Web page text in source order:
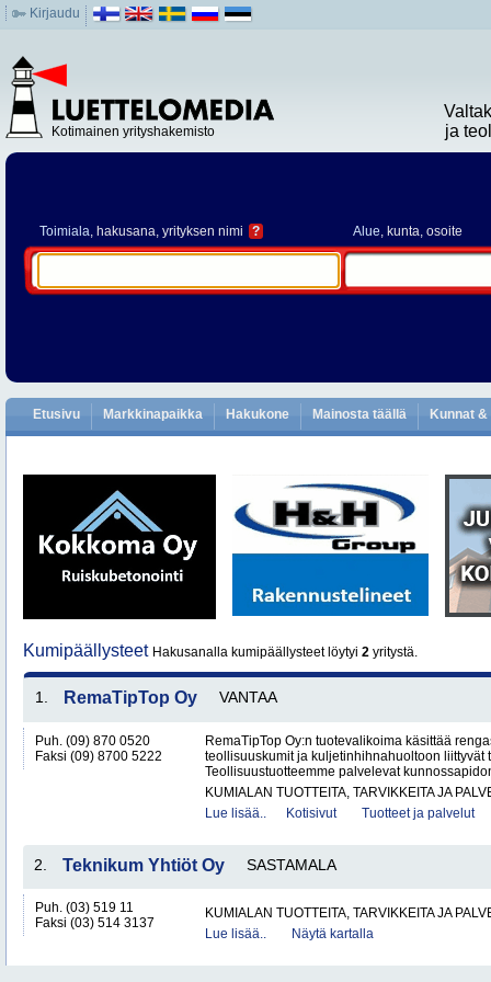
Kirjaudu
Kotimainen yrityshakemisto
ja
Toimiala, hakusana, yrityksen nimi ? Alue, kunta, osoite
Etusivu Markkinapaikka Hakukone Mainosta täällä Kunnat
Kumipäällysteet Hakusanalla kumipäällysteet löytyi 2 yritystä.
1. RemaTipTop Oy VANTAA
Puh. (09) 870 0520
Faksi (09) 8700 5222
RemaTipTop Oy:n tuotevalikoima käsittää
teollisuuskumit ja kuljetinhihnahuoltoon liittyvät
Teollisuustuotteemme palvelevat
KUMIALAN TUOTTEITA, TARVIKKEITA JA
Lue lisää..
Kotisivut Tuotteet ja palvelut
2. Teknikum Yhtiöt Oy SASTAMALA
Puh. (03) 519 11
Faksi (03) 514 3137
KUMIALAN TUOTTEITA, TARVIKKEITA JA
Lue lisää..
Näytä kartalla